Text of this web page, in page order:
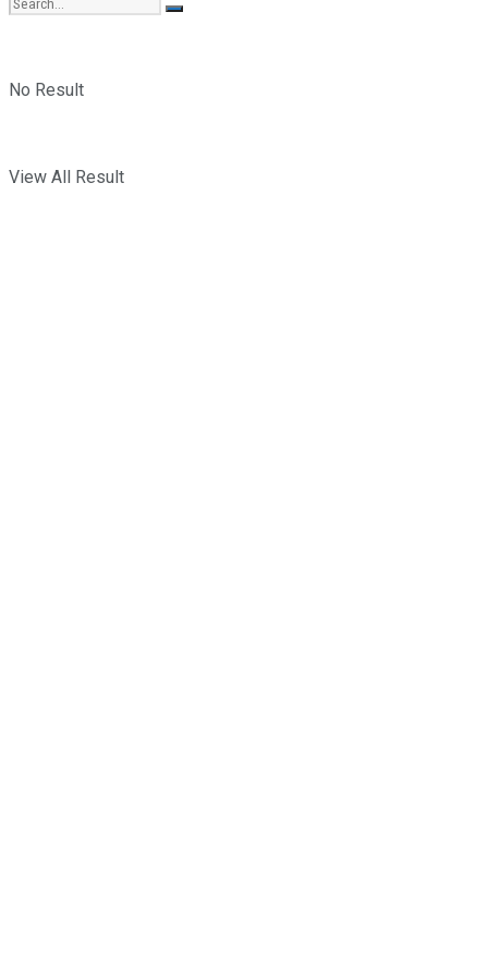
No Result
View All Result